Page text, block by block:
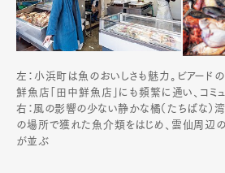
左：小浜町は魚のおいしさも魅力。ビアード
鮮魚店「田中鮮魚店」にも頻繁に通い、コミュ
右：風の影響の少ない静かな橘（たちばな）
の場所で獲れた魚介類をはじめ、雲仙周辺
が並ぶ